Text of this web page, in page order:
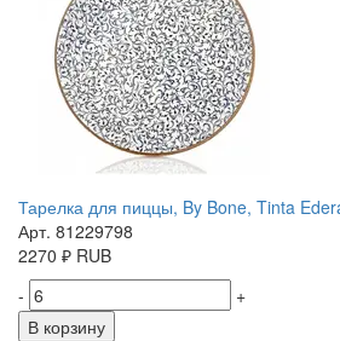
Тарелка для пиццы, By Bone, Tinta
Арт. 81229798
2270 ₽ RUB
-
+
В корзину